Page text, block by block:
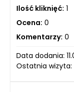
Ilość kliknięć: 1
Ocena: 0
Komentarzy: 0
Data dodania:
Ostatnia wizyta: